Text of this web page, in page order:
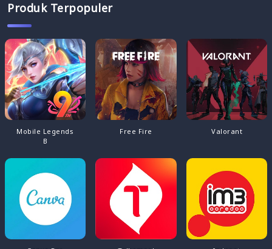
Produk Terpopuler
Mobile Legends
B
Free Fire Valorant